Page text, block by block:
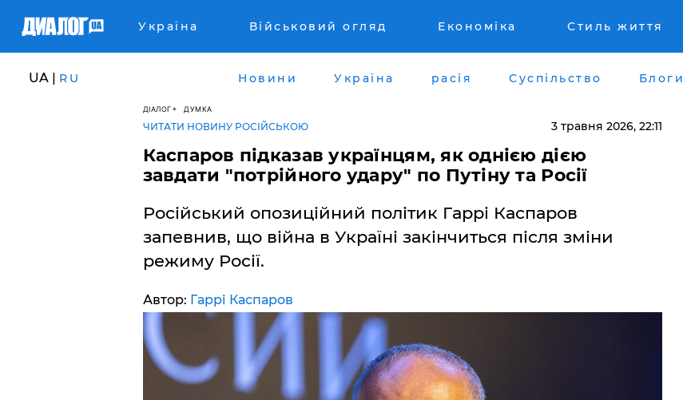
Україна Військовий огляд Економіка Стиль життя
UA | RU Новини Україна расія Суспільство Блоги
ДІАЛОГ ДУМКА
ЧИТАТИ НОВИНУ РОСІЙСЬКОЮ 3 травня 2026, 22:11
​Каспаров підказав українцям, як однією дією
завдати "потрійного удару" по Путіну та Росії
Російський опозиційний політик Гаррі Каспаров
запевнив, що війна в Україні закінчиться після зміни
режиму Росії.
Автор: Гаррі Каспаров